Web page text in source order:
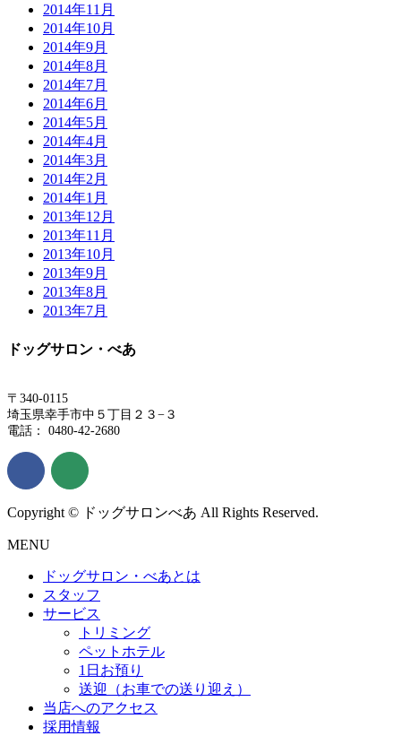
2014年11月
2014年10月
2014年9月
2014年8月
2014年7月
2014年6月
2014年5月
2014年4月
2014年3月
2014年2月
2014年1月
2013年12月
2013年11月
2013年10月
2013年9月
2013年8月
2013年7月
ドッグサロン・べあ
〒340-0115
埼玉県幸手市中５丁目２３−３
電話： 0480-42-2680
Copyright © ドッグサロンべあ All Rights Reserved.
MENU
ドッグサロン・べあとは
スタッフ
サービス
トリミング
ペットホテル
1日お預り
送迎（お車での送り迎え）
当店へのアクセス
採用情報